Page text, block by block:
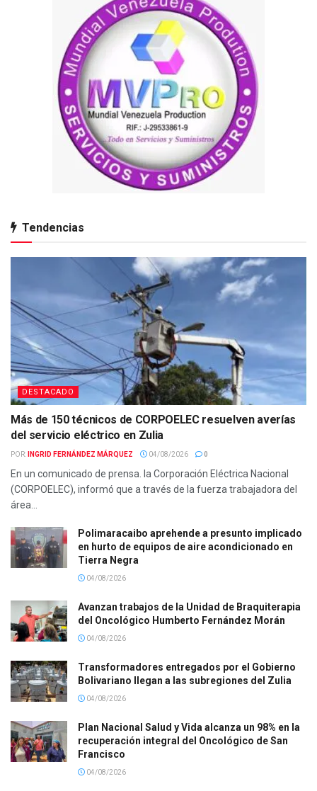
Tendencias
DESTACADO
Más de 150 técnicos de CORPOELEC resuelven averías
del servicio eléctrico en Zulia
POR: INGRID FERNÁNDEZ MÁRQUEZ 04/08/2026 0
En un comunicado de prensa. la Corporación Eléctrica Nacional
(CORPOELEC), informó que a través de la fuerza trabajadora del
área...
Polimaracaibo aprehende a presunto implicado
en hurto de equipos de aire acondicionado en
Tierra Negra
04/08/2026
Avanzan trabajos de la Unidad de Braquiterapia
del Oncológico Humberto Fernández Morán
04/08/2026
Transformadores entregados por el Gobierno
Bolivariano llegan a las subregiones del Zulia
04/08/2026
Plan Nacional Salud y Vida alcanza un 98% en la
recuperación integral del Oncológico de San
Francisco
04/08/2026